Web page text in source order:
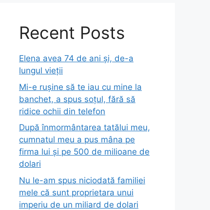
Recent Posts
Elena avea 74 de ani și, de-a
lungul vieții
Mi-e rușine să te iau cu mine la
banchet, a spus soțul, fără să
ridice ochii din telefon
După înmormântarea tatălui meu,
cumnatul meu a pus mâna pe
firma lui și pe 500 de milioane de
dolari
Nu le-am spus niciodată familiei
mele că sunt proprietara unui
imperiu de un miliard de dolari